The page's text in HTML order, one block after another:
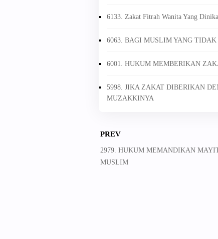
6133. Zakat Fitrah Wanita Yang
6063. BAGI MUSLIM YANG
6001. HUKUM MEMBERIKAN
5998. JIKA ZAKAT DIBERIKAN
MUZAKKINYA
PREV
2979. HUKUM MEMANDIKAN
MUSLIM